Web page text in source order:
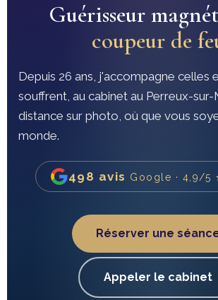
Guérisseur
coupeur de
Depuis 26 ans, j'accompagne celles
souffrent, au cabinet au Perreux-sur-
distance sur photo, où que vous
monde.
498 avis Google · 4,9/
Réserver une
Appeler le cabinet